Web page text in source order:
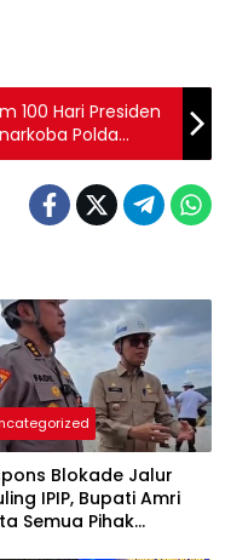
100 Hari Presiden
Polda
Lintas Provinsi
Blokade Jalur
IPIP, Bupati Amri
Semua Pihak